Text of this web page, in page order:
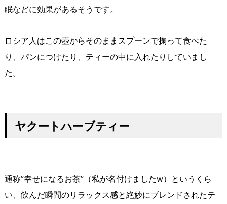
眠などに効果があるそうです。
ロシア人はこの壺からそのままスプーンで掬って食べた
り、パンにつけたり、ティーの中に入れたりしていまし
た。
ヤクートハーブティー
通称”幸せになるお茶”（私が名付けましたw）というくら
い、飲んだ瞬間のリラックス感と絶妙にブレンドされたテ